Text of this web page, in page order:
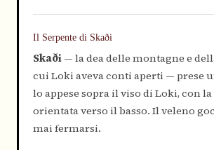
Il Serpente di Skaði
Skaði — la dea delle montagne e
cui Loki aveva conti aperti — prese
lo appese sopra il viso di Loki, con
orientata verso il basso. Il veleno
mai fermarsi.